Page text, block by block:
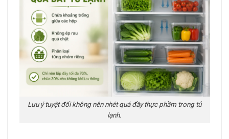
Lưu ý tuyệt đối không nên nhét quá đầy thực phầm trong tủ
lạnh.